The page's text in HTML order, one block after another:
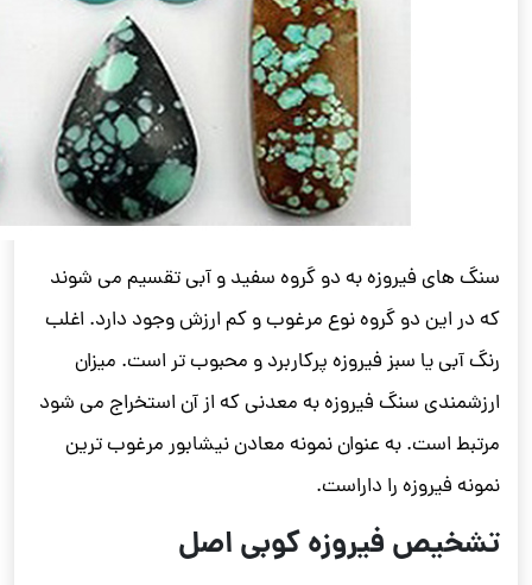
سنگ های فیروزه به دو گروه سفید و آبی تقسیم می شوند
که در این دو گروه نوع مرغوب و کم ارزش وجود دارد. اغلب
رنگ آبی یا سبز فیروزه پرکاربرد و محبوب تر است. میزان
ارزشمندی سنگ فیروزه به معدنی که از آن استخراج می شود
مرتبط است. به عنوان نمونه معادن نیشابور مرغوب ترین
نمونه فیروزه را داراست.
تشخیص فیروزه کوبی اصل